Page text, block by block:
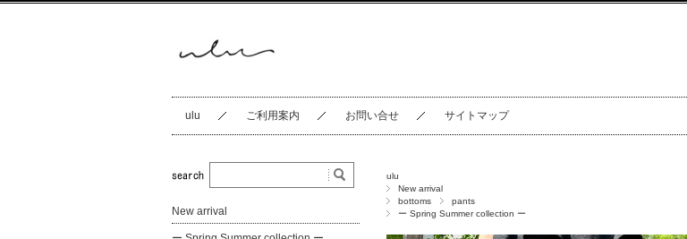
ulu ご利用案内 お問い合せ サイトマップ
ulu
New arrival
bottoms
pants
ー Spring Summer collection ー
New arrival